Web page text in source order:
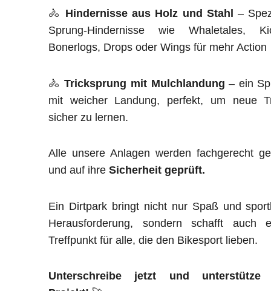
🚴 Hindernisse aus Holz und Stahl
–
Sprung-Hindernisse wie Whaletales,
Bonerlogs, Drops oder Wings für mehr Action
🚴Tricksprung mit Mulchlandung – ein
mit weicher Landung, perfekt, um neue
sicher zu lernen.
Alle unsere Anlagen werden fachgerecht
und auf ihre Sicherheit geprüft.
Ein Dirtpark bringt nicht nur Spaß und
Herausforderung, sondern schafft auch
Treffpunkt für alle, die den Bikesport lieben.
Unterschreibe jetzt und unterstütze